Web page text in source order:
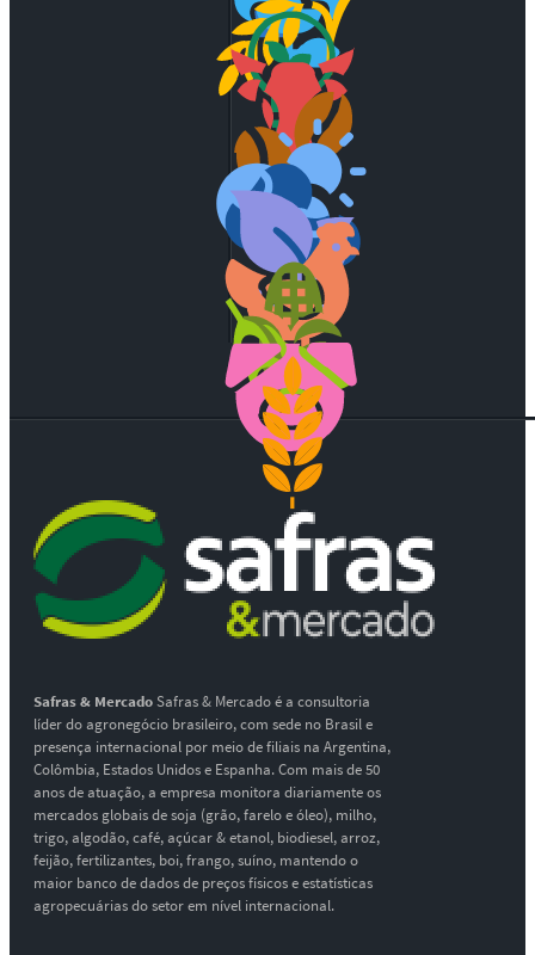
Safras & MercadoSafras & Mercado é a consultoria
líder do agronegócio brasileiro, com sede no Brasil e
presença internacional por meio de filiais na Argentina,
Colômbia, Estados Unidos e Espanha. Com mais de 50
anos de atuação, a empresa monitora diariamente os
mercados globais de soja (grão, farelo e óleo), milho,
trigo, algodão, café, açúcar & etanol, biodiesel, arroz,
feijão, fertilizantes, boi, frango, suíno, mantendo o
maior banco de dados de preços físicos e estatísticas
agropecuárias do setor em nível internacional.